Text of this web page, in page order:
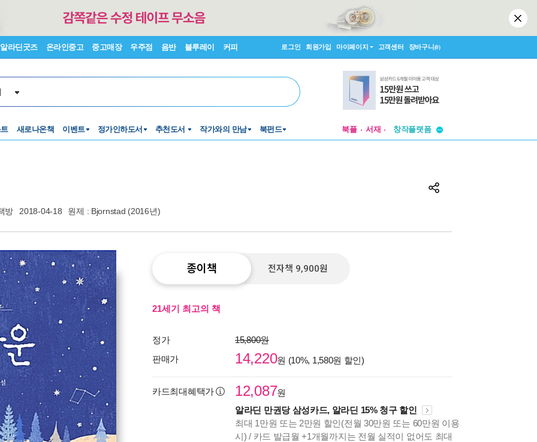
알라딘굿즈 온라인중고 중고매장 우주점 음반 블루레이 커피 로그인 회원가입 마이페이지 고객센터 장바구니(0)
새로나온책 이벤트 정가인하도서 추천도서 작가와의 만남 북펀드 북플 서재
창작플랫폼
방 2018-04-18 원제 : Bjornstad (2016년)
종이책 전자책 9,900원
21세기 최고의 책
정가
15,800원
판매가
14,220원 (10%, 1,580원 할인)
카드최대혜택가 12,087원
알라딘 만권당 삼성카드, 알라딘 15% 청구 할인
최대 1만원 또는 2만원 할인(전월 30만원 또는 60만원 이용
시) / 카드 발급월 +1개월까지는 전월 실적이 없어도 최대